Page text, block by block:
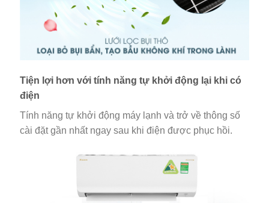
Tiện lợi hơn với tính năng tự khởi động lại khi có
điện
Tính năng tự khởi động máy lạnh và trở về thông số
cài đặt gần nhất ngay sau khi điện được phục hồi.